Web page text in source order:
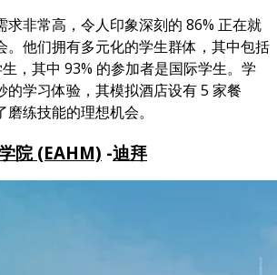
求非常高，令人印象深刻的 86% 正在就
。他们拥有多元化的学生群体，其中包括
，其中 93% 的参加者是国际学生。学
的学习体验，其模拟酒店设有 5 家餐
练技能的理想机会。
院 (EAHM) -迪拜